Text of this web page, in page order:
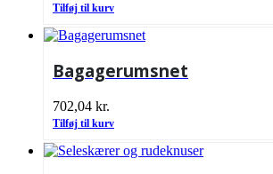
Tilføj til kurv
Bagagerumsnet
702,04 kr.
Tilføj til kurv